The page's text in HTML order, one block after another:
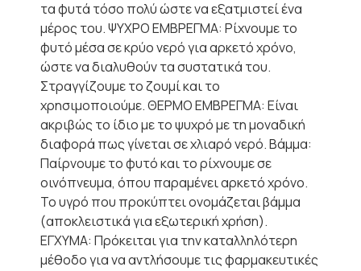
τα φυτά τόσο πολύ ώστε να εξατμιστεί ένα
μέρος του. ΨΥΧΡΟ ΕΜΒΡΕΓΜΑ: Ρίχνουμε το
φυτό μέσα σε κρύο νερό για αρκετό χρόνο,
ώστε να διαλυθούν τα συστατικά του.
Στραγγίζουμε το ζουμί και το
χρησιμοποιούμε. ΘΕΡΜΟ ΕΜΒΡΕΓΜΑ: Είναι
ακριβώς το ίδιο με το ψυχρό με τη μοναδική
διαφορά πως γίνεται σε χλιαρό νερό. Βάμμα:
Παίρνουμε το φυτό και το ρίχνουμε σε
οινόπνευμα, όπου παραμένει αρκετό χρόνο.
Το υγρό που προκύπτει ονομάζεται βάμμα
(αποκλειστικά για εξωτερική χρήση).
ΕΓΧΥΜΑ: Πρόκειται για την καταλληλότερη
μέθοδο για να αντλήσουμε τις φαρμακευτικές